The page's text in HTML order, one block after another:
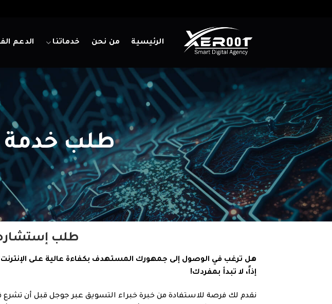
الرئيسية من نحن خدماتنا الدعم
طلب خدمة
طلب إستشاره
هل ترغب في الوصول إلى جمهورك المستهدف بكفاءة عالية على
إذاً، لا تبدأ بمفردك!
نقدم لك فرصة للاستفادة من خبرة خبراء التسويق عبر جوجل قبل أن تشرع